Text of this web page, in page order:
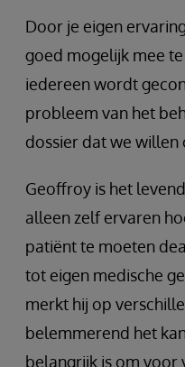
Door je eigen
goed mogelijk mee
iedereen wordt
probleem van het
dossier dat we willen
Geoffroy is het
alleen zelf ervaren
patiënt te moeten
tot eigen medische
merkt hij op
belemmerend het
belangrijk is om voor